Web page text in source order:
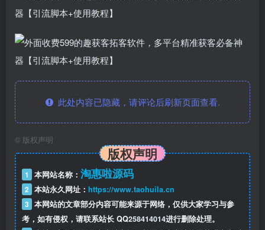
此处内容已隐藏，请评论后刷新页面查看.
© 版权声明
版权声明
1 本网站名称： 淘惠啦源码
2 本站永久网址： https://www.taohuila.cn
3 本网站的文章部分内容可能来源于网络，仅供大家学习与参
考，如有侵权，请联系站长 QQ258414014进行删除处理。